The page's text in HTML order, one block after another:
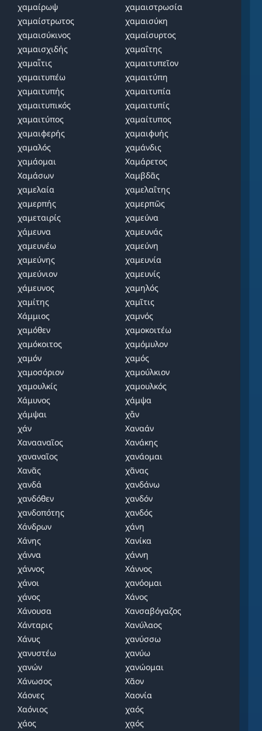
χαμαίρωψ
χαμαιστρωσία
χαμαίστρωτος
χαμαισύκη
χαμαισύκινος
χαμαίσυρτος
χαμαισχιδής
χαμαΐτης
χαμαῗτις
χαμαιτυπεῖον
χαμαιτυπέω
χαμαιτύπη
χαμαιτυπής
χαμαιτυπία
χαμαιτυπικός
χαμαιτυπίς
χαμαιτύπος
χαμαίτυπος
χαμαιφερής
χαμαιφυής
χαμαλός
χαμάνδις
χαμάομαι
Χαμάρετος
Χαμάσων
Χαμβδᾶς
χαμελαία
χαμελαΐτης
χαμερπής
χαμερπῶς
χαμεταιρίς
χαμεύνα
χάμευνα
χαμευνάς
χαμευνέω
χαμεύνη
χαμεύνης
χαμευνία
χαμεύνιον
χαμευνίς
χάμευνος
χαμηλός
χαμίτης
χαμῖτις
Χάμμιος
χαμνός
χαμόθεν
χαμοκοιτέω
χαμόκοιτος
χαμόμυλον
χαμόν
χαμός
χαμοσόριον
χαμούλκιον
χαμουλκίς
χαμουλκός
Χάμυνος
χάμψα
χάμψαι
χἄν
χάν
Χαναάν
Χανααναῖος
Χανάκης
χαναναῖος
χανάομαι
Χανᾶς
χᾶνας
χανδά
χανδάνω
χανδόθεν
χανδόν
χανδοπότης
χανδός
Χάνδρων
χάνη
Χάνης
Χανίκα
χάννα
χάννη
χάννος
Χάννος
χάνοι
χανόομαι
χάνος
Χάνος
Χάνουσα
Χανσαβόγαζος
Χάνταρις
Χανύλαος
Χάνυς
χανύσσω
χανυστέω
χανύω
χανών
χανώομαι
Χάνωσος
Χᾶον
Χάονες
Χαονία
Χαόνιος
χαός
χάος
χᾳός